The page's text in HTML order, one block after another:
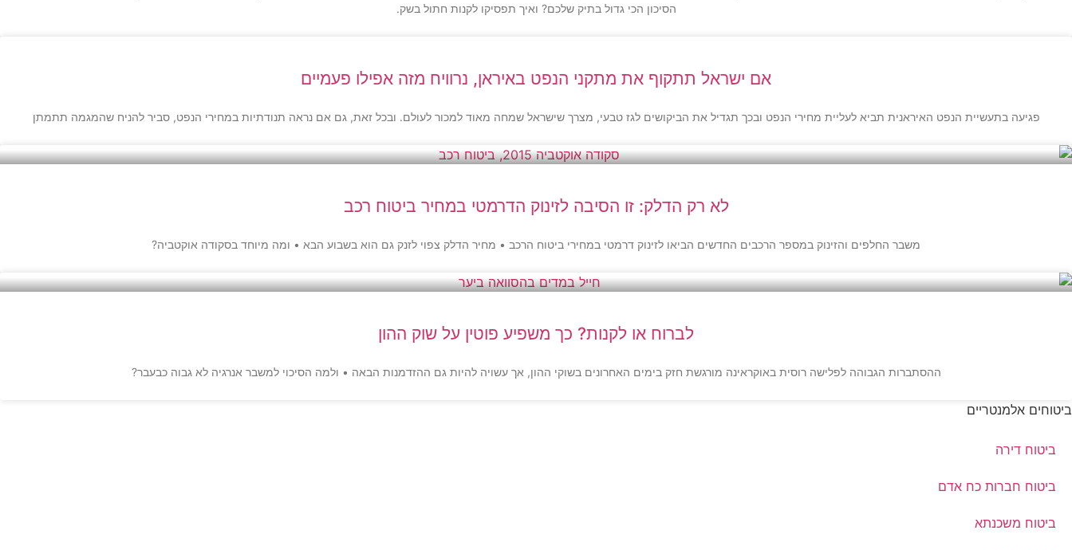
הסיכון הכי גדול בתיק שלכם? ואיך תפסיקו לקנות חתול בשק.
אם ישראל תתקוף את מתקני הנפט באיראן, נרוויח מזה אפילו פעמיים
פגיעה בתעשיית הנפט האיראנית תביא לעליית מחירי הנפט ובכך תגדיל את הביקושים לגז טבעי, מצרך שישראל שמחה מאוד למכור לעולם. ובכל זאת, גם אם נראה תנודתיות במחירי הנפט, סביר להניח שהמגמה תתמתן
לא רק הדלק: זו הסיבה לזינוק הדרמטי במחיר ביטוח רכב
משבר החלפים והזינוק במספר הרכבים החדשים הביאו לזינוק דרמטי במחירי ביטוח הרכב • מחיר הדלק צפוי לזנק גם הוא בשבוע הבא • ומה מיוחד בסקודה אוקטביה?
לברוח או לקנות? כך משפיע פוטין על שוק ההון
ההסתברות הגבוהה לפלישה רוסית באוקראינה מורגשת חזק בימים האחרונים בשוקי ההון, אך עשויה להיות גם ההזדמנות הבאה • ולמה הסיכוי למשבר אנרגיה לא גבוה כבעבר?
ביטוחים אלמנטריים
ביטוח דירה
ביטוח חברות כח אדם
ביטוח משכנתא